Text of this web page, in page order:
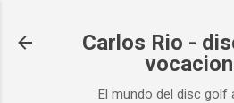
Carlos Rio -
El mundo del disc golf